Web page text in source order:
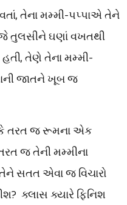
, તેના મમ્મી-પપ્પાએ તેને
તુલસીને ઘણાં વખતથી
હતી, તેણે તેના મમ્મી-
જાતને ખૂબ જ
તરત જ રૂમના એક
જ તેની મમ્મીના
સતત એવા જ વિચારો
? ક્લાસ ક્યારે ફિનિશ